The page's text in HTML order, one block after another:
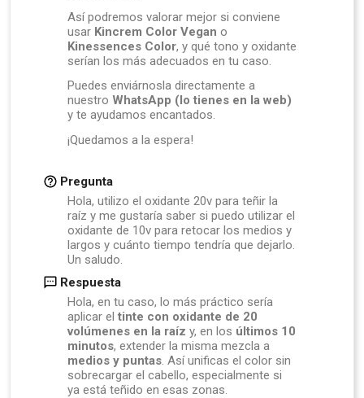
Así podremos valorar mejor si conviene
usar Kincrem Color Vegan o
Kinessences Color, y qué tono y oxidante
serían los más adecuados en tu caso.
Puedes enviárnosla directamente a
nuestro WhatsApp (lo tienes en la web)
y te ayudamos encantados.
¡Quedamos a la espera!
Pregunta
Hola, utilizo el oxidante 20v para teñir la
raíz y me gustaría saber si puedo utilizar el
oxidante de 10v para retocar los medios y
largos y cuánto tiempo tendría que dejarlo.
Un saludo.
Respuesta
Hola, en tu caso, lo más práctico sería
aplicar el tinte con oxidante de 20
volúmenes en la raíz y, en los últimos 10
minutos, extender la misma mezcla a
medios y puntas. Así unificas el color sin
sobrecargar el cabello, especialmente si
ya está teñido en esas zonas.